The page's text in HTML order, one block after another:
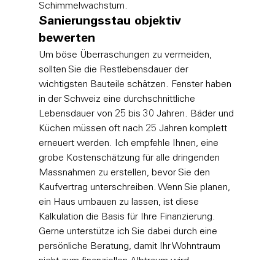
Schimmelwachstum.
Sanierungsstau objektiv
bewerten
Um böse Überraschungen zu vermeiden,
sollten Sie die Restlebensdauer der
wichtigsten Bauteile schätzen. Fenster haben
in der Schweiz eine durchschnittliche
Lebensdauer von 25 bis 30 Jahren. Bäder und
Küchen müssen oft nach 25 Jahren komplett
erneuert werden. Ich empfehle Ihnen, eine
grobe Kostenschätzung für alle dringenden
Massnahmen zu erstellen, bevor Sie den
Kaufvertrag unterschreiben. Wenn Sie planen,
ein Haus umbauen zu lassen, ist diese
Kalkulation die Basis für Ihre Finanzierung.
Gerne unterstütze ich Sie dabei durch eine
persönliche Beratung, damit Ihr Wohntraum